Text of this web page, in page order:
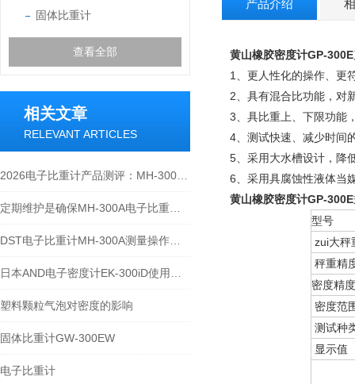
固体比重计
查看全部
相关文章
RELEVANT ARTICLES
塑料颗粒气泡对密度的影响
固体比重计GW-300EW
电子比重计
产品介绍
黄山橡胶密度计GP-300E
1、更人性化的操作、更
2、具有混合比功能，对
3、具比重上、下限功能
4、测试快速、减少时间
5、采用大水槽设计，降
6、采用具腐蚀性液体当
黄山橡胶密度计GP-300E
型号
zui大秤
秤重精
密度精度
密度范
测试种
显示值